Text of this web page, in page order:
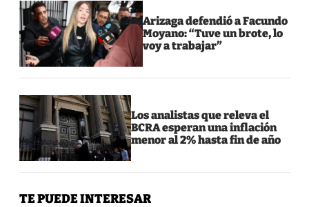
Arizaga defendió a Facundo
Moyano: “Tuve un brote, lo
voy a trabajar”
Los analistas que releva el
BCRA esperan una inflación
menor al 2% hasta fin de año
TE PUEDE INTERESAR